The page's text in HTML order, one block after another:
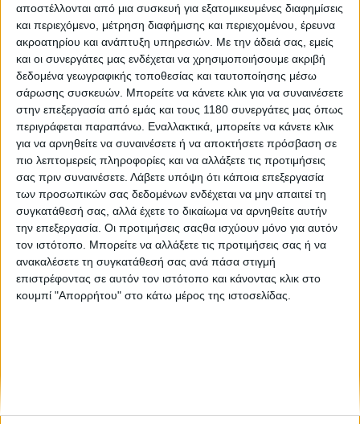
αποστέλλονται από μια συσκευή για εξατομικευμένες διαφημίσεις
και περιεχόμενο, μέτρηση διαφήμισης και περιεχομένου, έρευνα
ακροατηρίου και ανάπτυξη υπηρεσιών. Με την άδειά σας, εμείς
και οι συνεργάτες μας ενδέχεται να χρησιμοποιήσουμε ακριβή
δεδομένα γεωγραφικής τοποθεσίας και ταυτοποίησης μέσω
σάρωσης συσκευών. Μπορείτε να κάνετε κλικ για να συναινέσετε
στην επεξεργασία από εμάς και τους 1180 συνεργάτες μας όπως
περιγράφεται παραπάνω. Εναλλακτικά, μπορείτε να κάνετε κλικ
για να αρνηθείτε να συναινέσετε ή να αποκτήσετε πρόσβαση σε
πιο λεπτομερείς πληροφορίες και να αλλάξετε τις προτιμήσεις
σας πριν συναινέσετε. Λάβετε υπόψη ότι κάποια επεξεργασία
των προσωπικών σας δεδομένων ενδέχεται να μην απαιτεί τη
συγκατάθεσή σας, αλλά έχετε το δικαίωμα να αρνηθείτε αυτήν
την επεξεργασία. Οι προτιμήσεις σαςθα ισχύουν μόνο για αυτόν
τον ιστότοπο. Μπορείτε να αλλάξετε τις προτιμήσεις σας ή να
ανακαλέσετε τη συγκατάθεσή σας ανά πάσα στιγμή
επιστρέφοντας σε αυτόν τον ιστότοπο και κάνοντας κλικ στο
κουμπί "Απορρήτου" στο κάτω μέρος της ιστοσελίδας.
Επικαιρότητα 13/5/2025
Ανάκληση Honda CBF125, CBF250 και CB300(R) στην
Ευρώπη – Για τον εμπρός προβολέα
Η Honda ανακαλεί στην αγορά της Πορτογαλίας τρεις
μοτοσυκλέτες της, με το πρόβλημα για τις CBF125, CBF250
και CB300(R) να έχει εντοπιστεί στον εμπρός προβολέα. Με
τη Πορτογαλία να είναι η χώρα “ειδ...